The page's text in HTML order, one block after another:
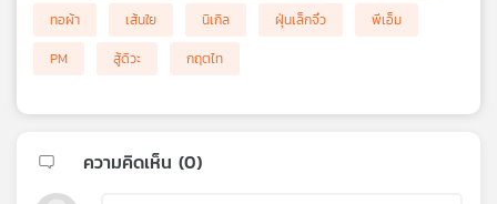
ทอผ้า
เส้นใย นิเกิล ฝุ่นเล็กจิ๋ว
พีเอ็ม
PM
สู้ดิวะ กฤตไท
ความคิดเห็น (0)